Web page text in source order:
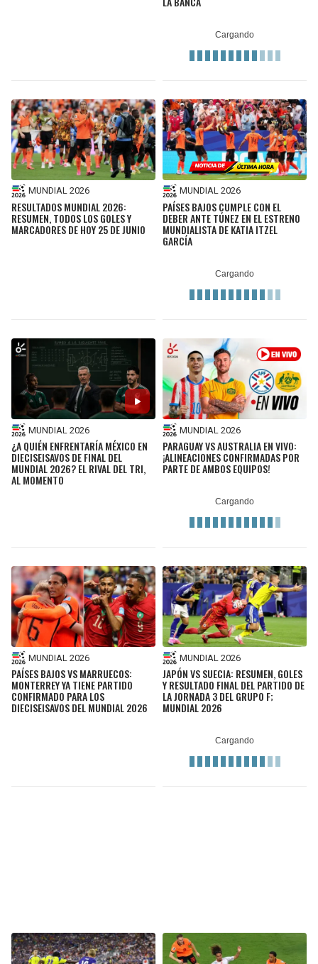
MUNDIAL 2026
RESULTADOS MUNDIAL 2026:
RESUMEN, TODOS LOS GOLES Y
MARCADORES DE HOY 25 DE JUNIO
MUNDIAL 2026
PAÍSES BAJOS CUMPLE CON EL
DEBER ANTE TÚNEZ EN EL ESTRENO
MUNDIALISTA DE KATIA ITZEL
GARCÍA
MUNDIAL 2026
¿A QUIÉN ENFRENTARÍA MÉXICO EN
DIECISEISAVOS DE FINAL DEL
MUNDIAL 2026? EL RIVAL DEL TRI,
AL MOMENTO
MUNDIAL 2026
PARAGUAY VS AUSTRALIA EN VIVO:
¡ALINEACIONES CONFIRMADAS POR
PARTE DE AMBOS EQUIPOS!
MUNDIAL 2026
PAÍSES BAJOS VS MARRUECOS:
MONTERREY YA TIENE PARTIDO
CONFIRMADO PARA LOS
DIECISEISAVOS DEL MUNDIAL 2026
MUNDIAL 2026
JAPÓN VS SUECIA: RESUMEN, GOLES
Y RESULTADO FINAL DEL PARTIDO DE
LA JORNADA 3 DEL GRUPO F;
MUNDIAL 2026